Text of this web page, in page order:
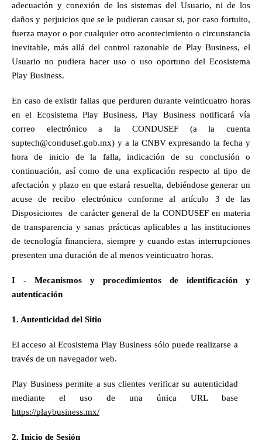
adecuación y conexión de los sistemas del Usuario, ni de los
daños y perjuicios que se le pudieran causar si, por caso fortuito,
fuerza mayor o por cualquier otro acontecimiento o circunstancia
inevitable, más allá del control razonable de Play Business, el
Usuario no pudiera hacer uso o uso oportuno del Ecosistema
Play Business.
En caso de existir fallas que perduren durante veinticuatro horas
en el Ecosistema Play Business, Play Business notificará vía
suptech@condusef.gob.mx) y a la CNBV expresando la fecha y
hora de inicio de la falla, indicación de su conclusión o
continuación, así como de una explicación respecto al tipo de
afectación y plazo en que estará resuelta, debiéndose generar un
acuse de recibo electrónico conforme al artículo 3 de las
Disposiciones  de carácter general de la CONDUSEF en materia
de transparencia y sanas prácticas aplicables a las instituciones
de tecnología financiera, siempre y cuando estas interrupciones
presenten una duración de al menos veinticuatro horas.
I - Mecanismos y procedimientos de identificación y
autenticación
1. Autenticidad del Sitio
El acceso al Ecosistema Play Business sólo puede realizarse a
través de un navegador web.
Play Business permite a sus clientes verificar su autenticidad
https://playbusiness.mx/
2. Inicio de Sesión